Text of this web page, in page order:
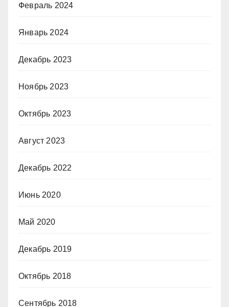
Февраль 2024
Январь 2024
Декабрь 2023
Ноябрь 2023
Октябрь 2023
Август 2023
Декабрь 2022
Июнь 2020
Май 2020
Декабрь 2019
Октябрь 2018
Сентябрь 2018